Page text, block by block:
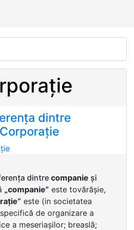
dintre
dintre companie și
„companie” este tovărășie,
este (in societatea
de organizare a
a meseriașilor; breaslă;